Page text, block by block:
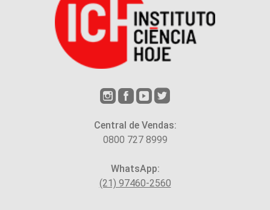
Central de Vendas:
0800 727 8999
WhatsApp:
(21) 97460-2560